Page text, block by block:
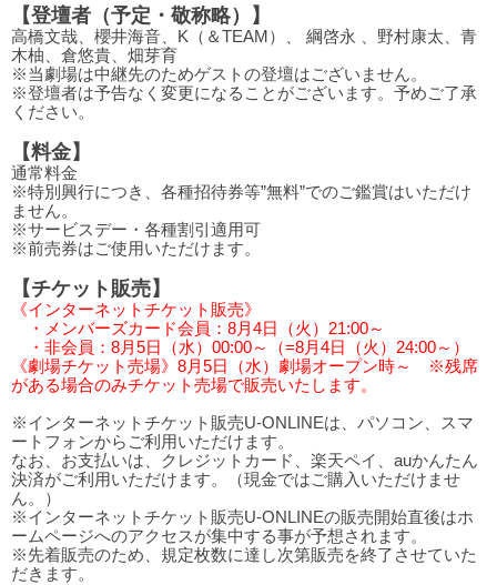
【登壇者（予定・敬称略）】
高橋文哉、櫻井海音、K（＆TEAM）、 綱啓永 、野村康太、青
木柚、倉悠貴、畑芽育
※当劇場は中継先のためゲストの登壇はございません。
※登壇者は予告なく変更になることがございます。予めご了承
ください。
【料金】
通常料金
※特別興行につき、各種招待券等”無料”でのご鑑賞はいただけ
ません。
※サービスデー・各種割引適用可
※前売券はご使用いただけます。
【チケット販売】
《インターネットチケット販売》
・メンバーズカード会員：8月4日（火）21:00～
・非会員：8月5日（水）00:00～（=8月4日（火）24:00～）
《劇場チケット売場》8月5日（水）劇場オープン時～ ※残席
がある場合のみチケット売場で販売いたします。
※インターネットチケット販売U-ONLINEは、パソコン、スマ
ートフォンからご利用いただけます。
なお、お支払いは、クレジットカード、楽天ペイ、auかんたん
決済がご利用いただけます。（現金ではご購入いただけませ
ん。）
※インターネットチケット販売U-ONLINEの販売開始直後はホ
ームページへのアクセスが集中する事が予想されます。
※先着販売のため、規定枚数に達し次第販売を終了させていた
だきます。